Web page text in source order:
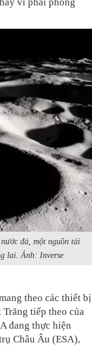
vì phải phóng
đá, một nguồn tài
lai. Ảnh: Inverse
theo các thiết bị
Trăng tiếp theo của
đang thực hiện
Châu Âu (ESA),